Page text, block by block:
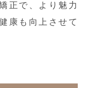
正で、より魅力
康も向上させて